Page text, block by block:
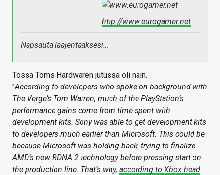
http://www.eurogamer.net
Napsauta laajentaaksesi…
Tossa Toms Hardwaren jutussa oli näin.
"According to developers who spoke on background with
The Verge’s Tom Warren, much of the PlayStation’s
performance gains come from time spent with
development kits. Sony was able to get development kits
to developers much earlier than Microsoft. This could be
because Microsoft was holding back, trying to finalize
AMD’s new RDNA 2 technology before pressing start on
the production line. That’s why, according to Xbox head